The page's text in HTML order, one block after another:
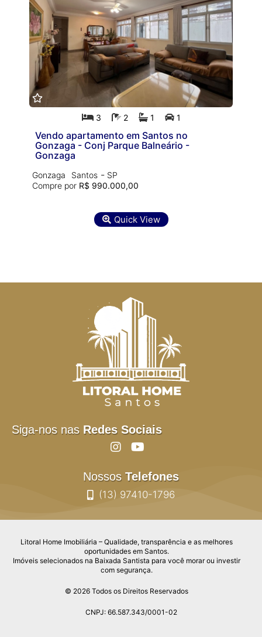
3 2 1 1
Vendo apartamento em Santos no
Gonzaga - Conj Parque Balneário -
Gonzaga
Gonzaga Santos - SP
Compre por R$ 990.000,00
Quick View
Siga-nos nas Redes Sociais
Nossos Telefones
(13) 97410-1796
Litoral Home Imobiliária – Qualidade, transparência e as melhores
oportunidades em Santos.
Imóveis selecionados na Baixada Santista para você morar ou investir
com segurança.
© 2026 Todos os Direitos Reservados
CNPJ: 66.587.343/0001-02